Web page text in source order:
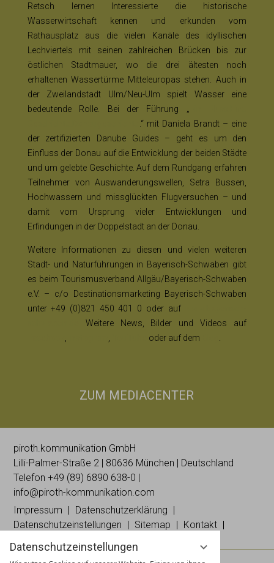
Datenschutzeinstellungen
Retsch lernen Interessierte die historische
Wasserwirtschaft kennen und erkunden vom
Rathausplatz aus die vielen Kanäle des idyllischen
Lechviertels mit seinen zahlreichen Brücken bis zur
östlichen Stadtmauer, wo die drei ältesten noch
erhaltenen Wassertürme Mitteleuropas stehen. Auch in
der Zweilandstadt Ulm/Neu-Ulm spielt Wasser eine
bedeutende Rolle. Bei der Führung „
.“ mit Daniela Brandt – eine
der zertifizierten Danube Guides – geht es um den
Einfluss der Donau auf die Entwicklung der beiden Städte
und um gelebte Geschichte. Auf dem Rundgang erfahren
Teilnehmer von Auswanderungswellen, Setra Bussen,
Hochwassern und missglückten Flugversuchen – und
damit vom Ursprung vieler Entwicklungen und
Erfindungen in der Doppelstadt an der Donau.
Weitere Informationen zu diesen und vielen weiteren
Stadt- und Naturführungen in Bayerisch-Schwaben gibt
es beim Tourismusverband Allgäu/Bayerisch-Schwaben
e.V. – c/o Destinationsmarketing Bayerisch-Schwaben
unter +49 (0)821 450 401 0 oder auf
Weitere News, Bilder und Videos auf
oder auf dem
ZUM MEDIACENTER
piroth.kommunikation GmbH
Lilli-Palmer-Straße 2 | 80636 München | Deutschland
Telefon +49 (89) 6890 638-0
info@piroth-kommunikation.com
Impressum
Datenschutzerklärung
Datenschutzeinstellungen
Sitemap Kontakt